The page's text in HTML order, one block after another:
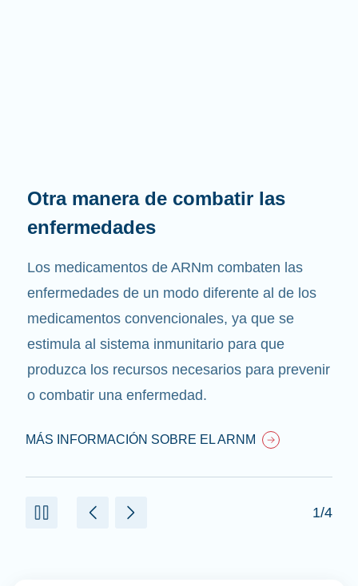
Otra manera de combatir las
enfermedades
Los medicamentos de ARNm combaten las
enfermedades de un modo diferente al de los
medicamentos convencionales, ya que se
estimula al sistema inmunitario para que
produzca los recursos necesarios para prevenir
o combatir una enfermedad.
MÁS INFORMACIÓN SOBRE EL ARNM
1/4